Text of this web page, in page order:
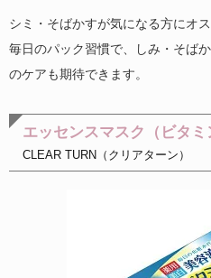
シミ・そばかすが気になる方にオ
毎日のパック習慣で、しみ・そば
のケアも期待できます。
エッセンスマスク（ビタミ
CLEAR TURN（クリアターン）